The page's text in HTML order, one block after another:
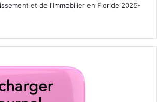
et de l'Immobilier en Floride 2025-